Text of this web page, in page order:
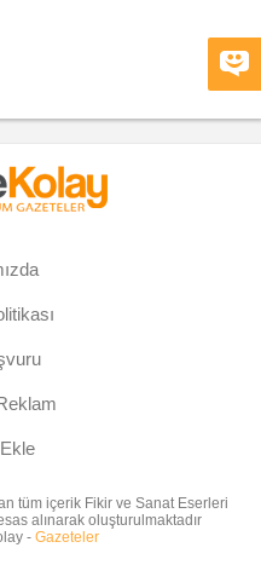
tüm içerik Fikir ve Sanat Eserleri
alınarak oluşturulmaktadır
- Gazeteler